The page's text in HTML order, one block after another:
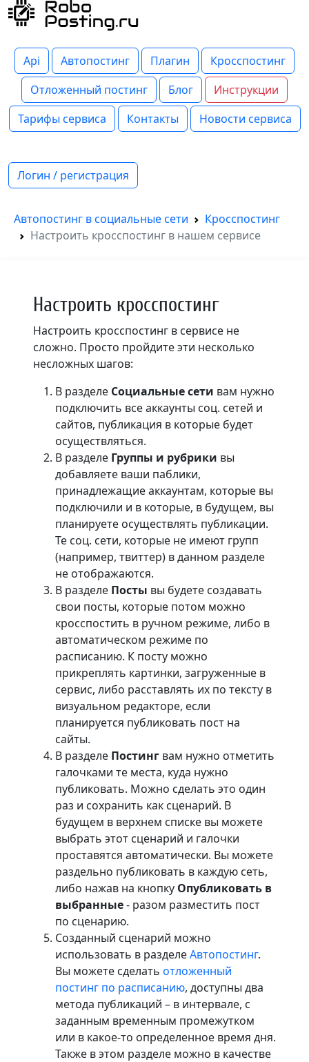
Api Автопостинг Плагин
Кросспостинг
Отложенный постинг
Блог
Инструкции
Тарифы сервиса
Контакты Новости сервиса
Логин / регистрация
Автопостинг в социальные сети
Кросспостинг
Настроить кросспостинг в нашем сервисе
Настроить кросспостинг
Настроить кросспостинг в сервисе не
сложно. Просто пройдите эти несколько
несложных шагов:
В разделе Социальные сети вам нужно
подключить все аккаунты соц. сетей и
сайтов, публикация в которые будет
осуществляться.
В разделе Группы и рубрики вы
добавляете ваши паблики,
принадлежащие аккаунтам, которые вы
подключили и в которые, в будущем, вы
планируете осуществлять публикации.
Те соц. сети, которые не имеют групп
(например, твиттер) в данном разделе
не отображаются.
В разделе Посты вы будете создавать
свои посты, которые потом можно
кросспостить в ручном режиме, либо в
автоматическом режиме по
расписанию. К посту можно
прикреплять картинки, загруженные в
сервис, либо расставлять их по тексту в
визуальном редакторе, если
планируется публиковать пост на
сайты.
В разделе Постинг вам нужно отметить
галочками те места, куда нужно
публиковать. Можно сделать это один
раз и сохранить как сценарий. В
будущем в верхнем списке вы можете
выбрать этот сценарий и галочки
проставятся автоматически. Вы можете
раздельно публиковать в каждую сеть,
либо нажав на кнопку Опубликовать в
выбранные- разом разместить пост
по сценарию.
Созданный сценарий можно
использовать в разделеАвтопостинг.
Вы можете сделать отложенный
постинг по расписанию, доступны два
метода публикаций – в интервале, с
заданным временным промежутком
или в какое-то определенное время дня.
Также в этом разделе можно в качестве